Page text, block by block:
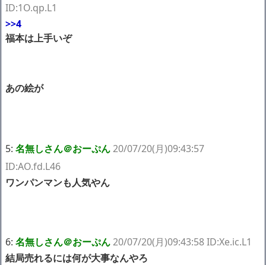
ID:1O.qp.L1
>>4
福本は上手いぞ
あの絵が
5: 名無しさん＠おーぷん20/07/20(月)09:43:57
ID:AO.fd.L46
ワンパンマンも人気やん
6: 名無しさん＠おーぷん20/07/20(月)09:43:58 ID:Xe.ic.L1
結局売れるには何が大事なんやろ